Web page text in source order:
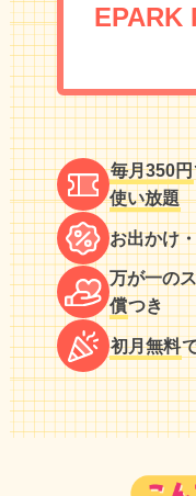
EPARK
毎月350円
使い放題
お出かけ
万が一の
償つき
初月無料